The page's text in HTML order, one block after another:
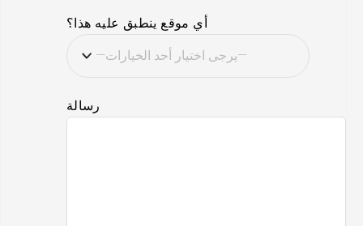
أي موقع ينطبق عليه هذا؟
رسالة